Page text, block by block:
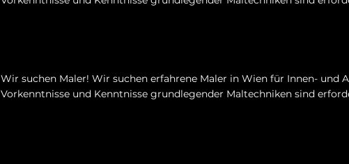
Wir suchen Maler! Wir suchen erfahrene Maler in Wien für Innen- und
Vorkenntnisse und Kenntnisse grundlegender Maltechniken sind